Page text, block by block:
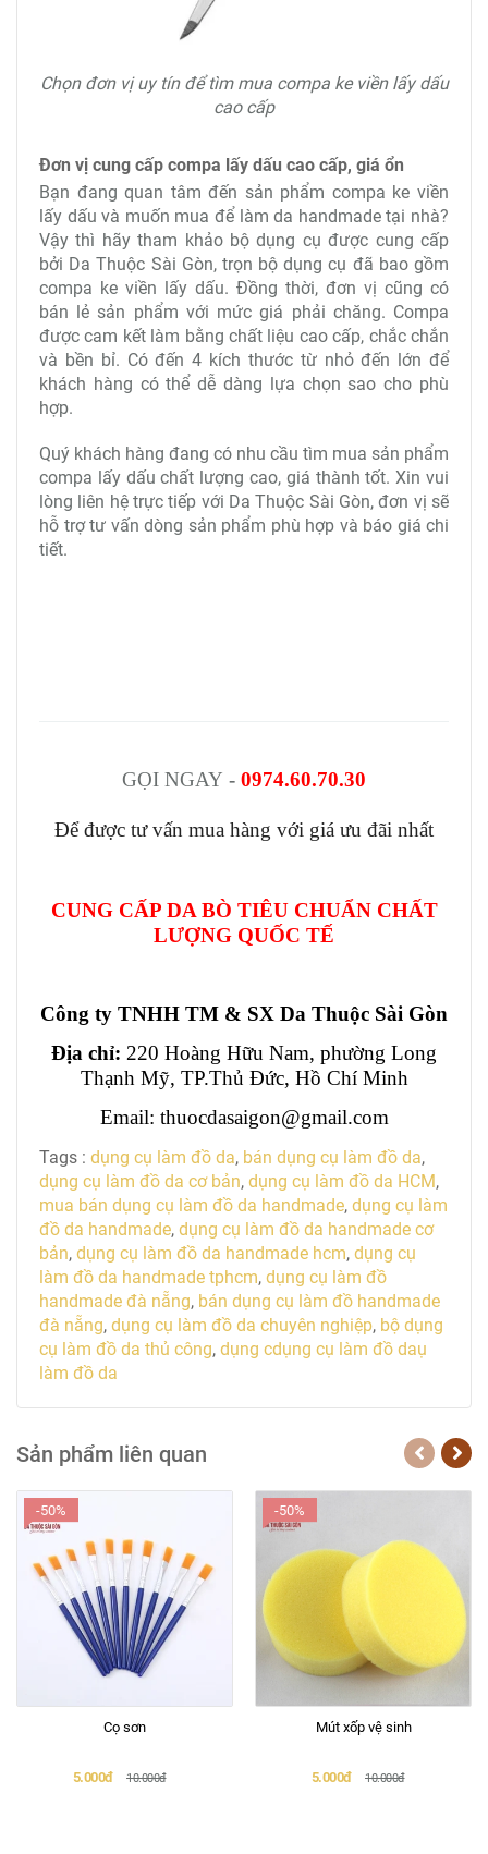
Chọn đơn vị uy tín để tìm mua compa ke viền lấy dấu
cao cấp
Đơn vị cung cấp compa lấy dấu cao cấp, giá ổn
Bạn đang quan tâm đến sản phẩm compa ke viền
lấy dấu và muốn mua để làm da handmade tại nhà?
Vậy thì hãy tham khảo bộ dụng cụ được cung cấp
bởi Da Thuộc Sài Gòn, trọn bộ dụng cụ đã bao gồm
compa ke viền lấy dấu. Đồng thời, đơn vị cũng có
bán lẻ sản phẩm với mức giá phải chăng. Compa
được cam kết làm bằng chất liệu cao cấp, chắc chắn
và bền bỉ. Có đến 4 kích thước từ nhỏ đến lớn để
khách hàng có thể dễ dàng lựa chọn sao cho phù
hợp.
Quý khách hàng đang có nhu cầu tìm mua sản phẩm
compa lấy dấu chất lượng cao, giá thành tốt. Xin vui
lòng liên hệ trực tiếp với Da Thuộc Sài Gòn, đơn vị sẽ
hỗ trợ tư vấn dòng sản phẩm phù hợp và báo giá chi
tiết.
GỌI NGAY - 0974.60.70.30
Để được tư vấn mua hàng với giá ưu đãi nhất
CUNG CẤP DA BÒ TIÊU CHUẨN CHẤT
LƯỢNG QUỐC TẾ
Công ty TNHH TM & SX Da Thuộc Sài Gòn
Địa chỉ: 220 Hoàng Hữu Nam, phường Long
Thạnh Mỹ, TP.Thủ Đức, Hồ Chí Minh
Email: thuocdasaigon@gmail.com
Tags : dụng cụ làm đồ da, bán dụng cụ làm đồ da,
dụng cụ làm đồ da cơ bản, dụng cụ làm đồ da HCM,
mua bán dụng cụ làm đồ da handmade, dụng cụ làm
đồ da handmade, dụng cụ làm đồ da handmade cơ
bản, dụng cụ làm đồ da handmade hcm, dụng cụ
làm đồ da handmade tphcm, dụng cụ làm đồ
handmade đà nẵng, bán dụng cụ làm đồ handmade
đà nẵng, dụng cụ làm đồ da chuyên nghiệp, bộ dụng
cụ làm đồ da thủ công, dụng cdụng cụ làm đồ daụ
làm đồ da
Sản phẩm liên quan
-50%
Cọ sơn
5.000đ 10.000đ
-50%
Mút xốp vệ sinh
5.000đ 10.000đ